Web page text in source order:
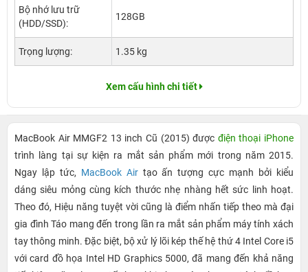
Bộ nhớ lưu trữ
(HDD/SSD):
128GB
Trọng lượng: 1.35 kg
Xem cấu hình chi tiết
MacBook Air MMGF2 13 inch Cũ (2015) được điện thoại iPhone
trình làng tại sự kiện ra mắt sản phẩm mới trong năm 2015.
Ngay lập tức, MacBook Airtạo ấn tượng cực mạnh bởi kiểu
dáng siêu mỏng cùng kích thước nhẹ nhàng hết sức linh hoạt.
Theo đó, Hiệu năng tuyệt vời cũng là điểm nhấn tiếp theo mà đại
gia đình Táo mang đến trong lần ra mắt sản phẩm máy tính xách
tay thông minh. Đặc biệt, bộ xử lý lõi kép thế hệ thứ 4 Intel Core i5
với card đồ họa Intel HD Graphics 5000, đã mang đến khả năng